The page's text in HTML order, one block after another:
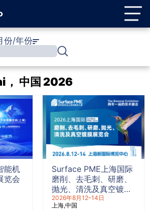
份/年份
， 中国 2026
能机
览会
Surface PME上海国际
磨削、去毛刺、研磨、
抛光、清洗及真空镀膜
展览会
2026年8月12–14日
上海 中国